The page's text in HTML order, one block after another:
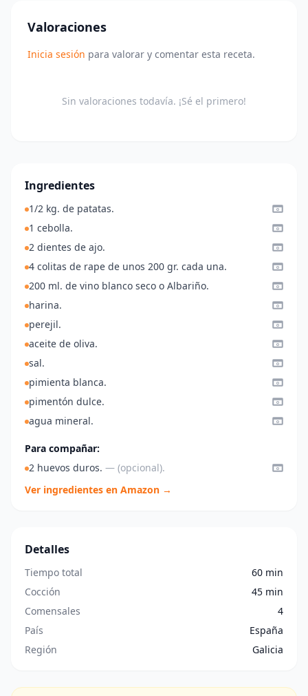
Valoraciones
Inicia sesión para valorar y comentar esta receta.
Sin valoraciones todavía. ¡Sé el primero!
Ingredientes
1/2 kg. de patatas.
1 cebolla.
2 dientes de ajo.
4 colitas de rape de unos 200 gr. cada una.
200 ml. de vino blanco seco o Albariño.
harina.
perejil.
aceite de oliva.
sal.
pimienta blanca.
pimentón dulce.
agua mineral.
Para compañar:
2 huevos duros. — (opcional).
Ver ingredientes en Amazon →
Detalles
Tiempo total
60 min
Cocción
45 min
Comensales
4
País
España
Región
Galicia